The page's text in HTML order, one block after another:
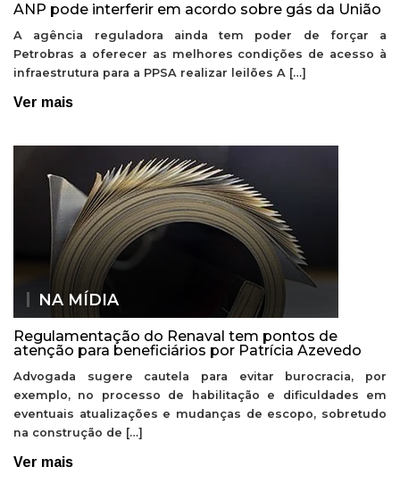
ANP pode interferir em acordo sobre gás da União
A agência reguladora ainda tem poder de forçar a
Petrobras a oferecer as melhores condições de acesso à
infraestrutura para a PPSA realizar leilões A […]
Ver mais
NA MÍDIA
Regulamentação do Renaval tem pontos de
atenção para beneficiários por Patrícia Azevedo
Advogada sugere cautela para evitar burocracia, por
exemplo, no processo de habilitação e dificuldades em
eventuais atualizações e mudanças de escopo, sobretudo
na construção de […]
Ver mais